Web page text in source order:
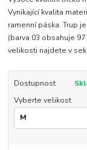
Vynikající kvalita
ramenní páska. Trup
(barva 03 obsahuje
velikosti najdete v
Dostupnost
Vyberte velikost